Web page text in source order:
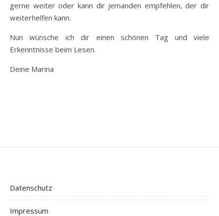
gerne weiter oder kann dir jemanden empfehlen, der dir
weiterhelfen kann.
Nun wünsche ich dir einen schönen Tag und viele
Erkenntnisse beim Lesen.
Deine Marina
Datenschutz
Impressum